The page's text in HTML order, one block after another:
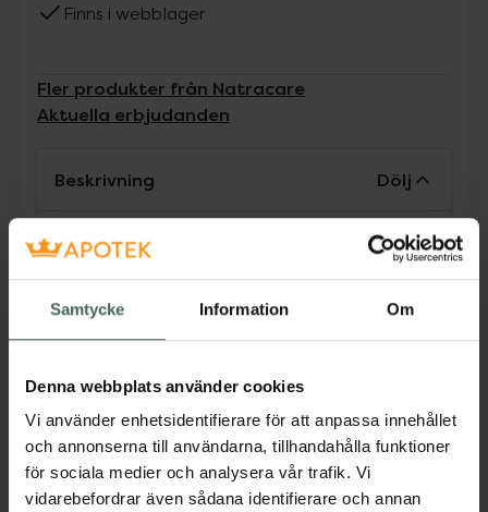
Samtycke Information Om
Denna webbplats använder cookies
Vi använder enhetsidentifierare för att anpassa innehållet
och annonserna till användarna, tillhandahålla funktioner
för sociala medier och analysera vår trafik. Vi
vidarebefordrar även sådana identifierare och annan
Finns i webblager
Fler produkter från Natracare
Aktuella erbjudanden
Beskrivning Dölj
Natracares binda Maxi Regular/normal är en
mjuk och säker binda för lätt till normalt flöde.
flödet så att det svala och luftiga ytskiktet av
ekologisk bomull förblir torrt och låter huden
certifierad bomull och ekologiskt certifierad
kärna av cellulosa. Utan vingar och individuellt
inslagna i papper. Maxi har en mjuk,
absorberande kärna som gör dem lite
tjockare. De har en bra passform som ger